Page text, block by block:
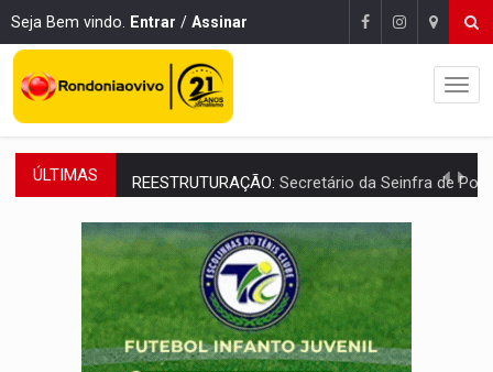
Seja Bem vindo. Entrar / Assinar
ÚLTIMAS REESTRUTURAÇÃO: Secretário da Seinfra de Porto Velho pede
SAÚDE INDÍGENA:Pirahã terão consultas e exames especializados durante
ECONOMIA:Dia dos pais deve movimentar R$ 8,5 bilhões e RO
DIA DOS PAIS:Bailarina da Praça organiza celebração gratuita
VÍDEO:Perseguição a embarcação no rio Madeira termina com